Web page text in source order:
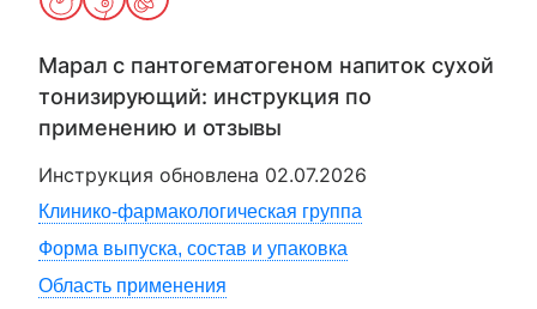
Марал с пантогематогеном напиток сухой
тонизирующий: инструкция по
применению и отзывы
Инструкция обновлена 02.07.2026
Клинико-фармакологическая группа
Форма выпуска, состав и упаковка
Область применения